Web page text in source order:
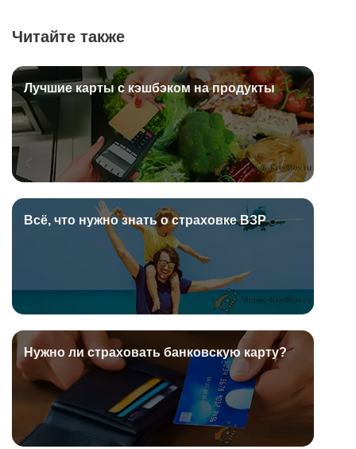
Читайте также
Лучшие карты с кэшбэком на продукты
Всё, что нужно знать о страховке ВЗР
Нужно ли страховать банковскую карту?